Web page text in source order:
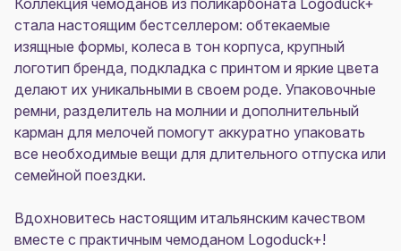
Коллекция чемоданов из поликарбоната Logoduck+
стала настоящим бестселлером: обтекаемые
изящные формы, колеса в тон корпуса, крупный
логотип бренда, подкладка с принтом и яркие цвета
делают их уникальными в своем роде. Упаковочные
ремни, разделитель на молнии и дополнительный
карман для мелочей помогут аккуратно упаковать
все необходимые вещи для длительного отпуска или
семейной поездки.
Вдохновитесь настоящим итальянским качеством
вместе с практичным чемоданом Logoduck+!